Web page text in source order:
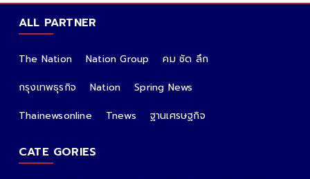
ALL PARTNER
The Nation Nation Group
คม ชัด ลึก
กรุงเทพธุรกิจ
Nation
Spring News
Thainewsonline
Tnews ฐานเศรษฐกิจ
CATE GORIES